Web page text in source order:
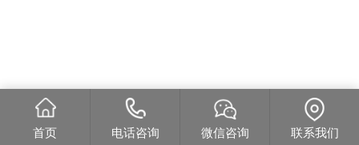
首页 电话咨询 微信咨询 联系我们